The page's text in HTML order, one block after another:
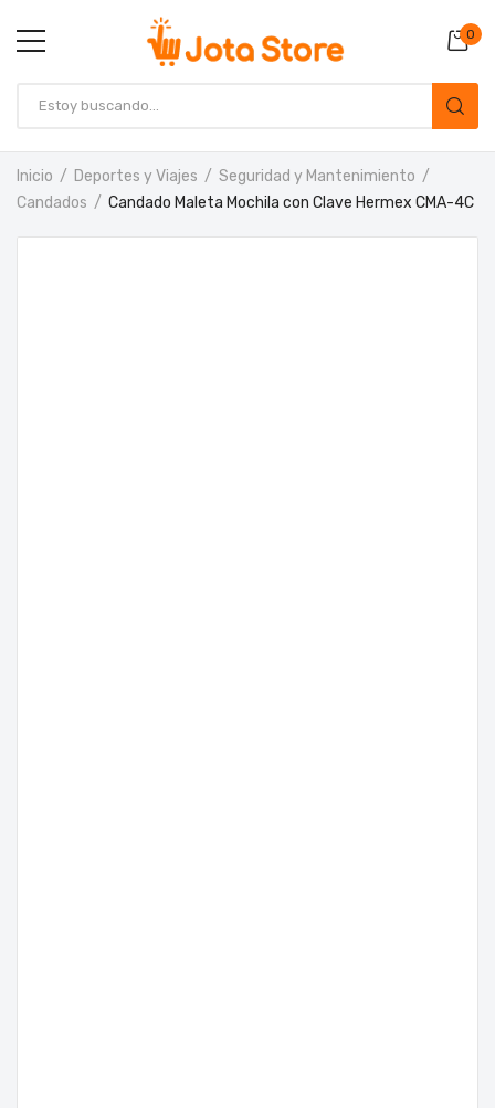
0
Inicio Deportes y Viajes
Seguridad y Mantenimiento
Candados
Candado Maleta Mochila con Clave Hermex CMA-4C